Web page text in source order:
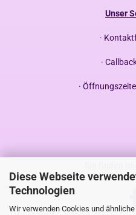
Diese Webseite
Technologien
Wir verwenden Cookies und
Unser
·
·
·